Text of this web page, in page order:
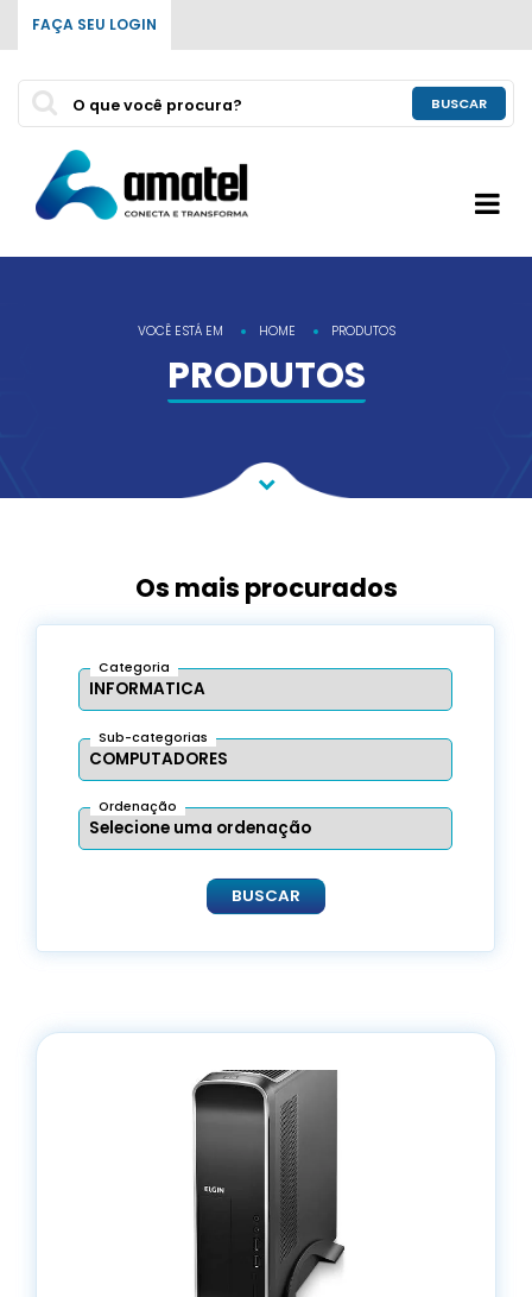
FAÇA SEU LOGIN
BUSCAR
VOCÊ ESTÁ EM HOME PRODUTOS
PRODUTOS
Os mais procurados
Categoria
Sub-categorias
Ordenação
BUSCAR